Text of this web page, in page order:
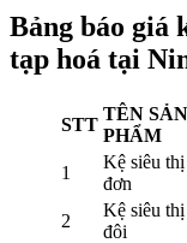
Bảng báo giá
tạp hoá tại
STT
TÊN SẢN
PHẨM
1
Kệ siêu thị
đơn
2
Kệ siêu thị
đôi